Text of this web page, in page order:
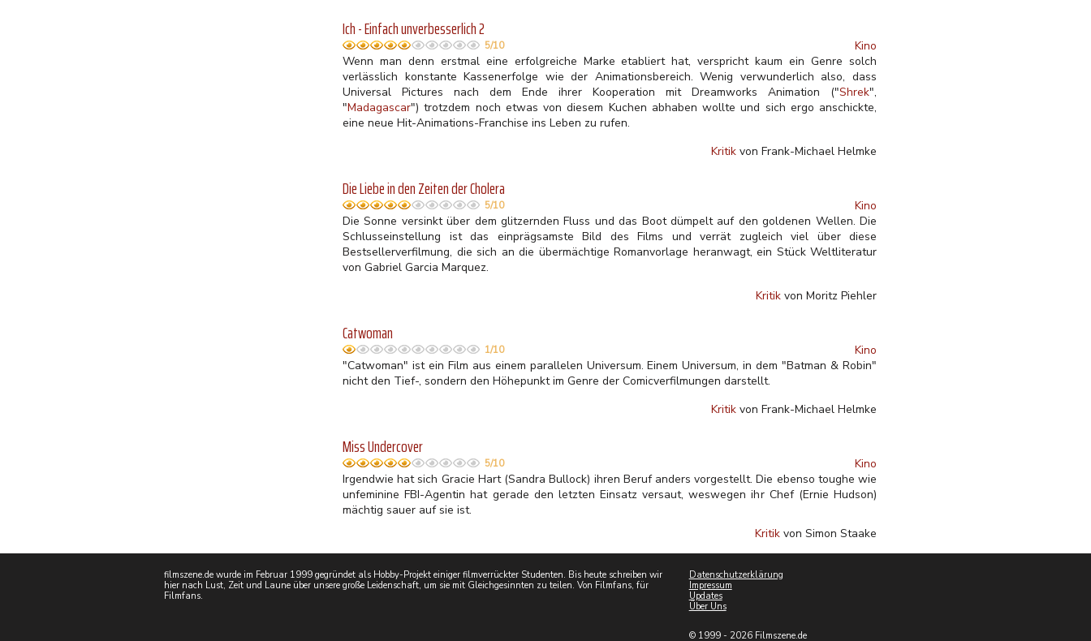
Ich - Einfach unverbesserlich 2
5/10
Kino
Wenn man denn erstmal eine erfolgreiche Marke etabliert hat, verspricht kaum ein Genre solch
verlässlich konstante Kassenerfolge wie der Animationsbereich. Wenig verwunderlich also, dass
Universal Pictures nach dem Ende ihrer Kooperation mit Dreamworks Animation ("Shrek",
"Madagascar") trotzdem noch etwas von diesem Kuchen abhaben wollte und sich ergo anschickte,
eine neue Hit-Animations-Franchise ins Leben zu rufen.
Kritik von Frank-Michael Helmke
Die Liebe in den Zeiten der Cholera
5/10
Kino
Die Sonne versinkt über dem glitzernden Fluss und das Boot dümpelt auf den goldenen Wellen. Die
Schlusseinstellung ist das einprägsamste Bild des Films und verrät zugleich viel über diese
Bestsellerverfilmung, die sich an die übermächtige Romanvorlage heranwagt, ein Stück Weltliteratur
von Gabriel Garcia Marquez.
Kritik von Moritz Piehler
Catwoman
1/10
Kino
"Catwoman" ist ein Film aus einem parallelen Universum. Einem Universum, in dem "Batman & Robin"
nicht den Tief-, sondern den Höhepunkt im Genre der Comicverfilmungen darstellt.
Kritik von Frank-Michael Helmke
Miss Undercover
5/10
Kino
Irgendwie hat sich Gracie Hart (Sandra Bullock) ihren Beruf anders vorgestellt. Die ebenso toughe wie
unfeminine FBI-Agentin hat gerade den letzten Einsatz versaut, weswegen ihr Chef (Ernie Hudson)
mächtig sauer auf sie ist.
Kritik von Simon Staake
filmszene.de wurde im Februar 1999 gegründet als Hobby-Projekt einiger filmverrückter Studenten. Bis heute schreiben wir
hier nach Lust, Zeit und Laune über unsere große Leidenschaft, um sie mit Gleichgesinnten zu teilen. Von Filmfans, für
Filmfans.
Datenschutzerklärung
Impressum
Updates
Über Uns
© 1999 - 2026 Filmszene.de